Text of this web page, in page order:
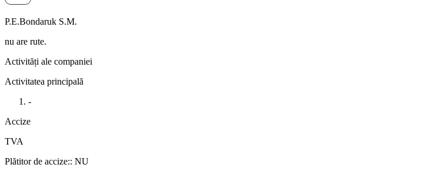
P.E.Bondaruk S.M.
nu are rute.
Activități ale companiei
Activitatea principală
-
Accize
TVA
Plătitor de accize:: NU